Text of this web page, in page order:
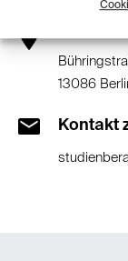
13086
Kontakt